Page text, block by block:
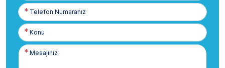
Telefon
Numaranız